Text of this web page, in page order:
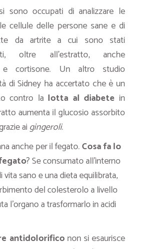
sono occupati di analizzare le
cellule delle persone sane e di
da artrite a cui sono stati
oltre all’estratto, anche
e cortisone. Un altro studio
di Sidney ha accertato che è un
contro la lotta al diabete in
aumenta il glucosio assorbito
ai gingeroli.
anche per il fegato. Cosa fa lo
? Se consumato all’interno
vita sano e una dieta equilibrata,
del colesterolo a livello
l’organo a trasformarlo in acidi
antidolorificonon si esaurisce